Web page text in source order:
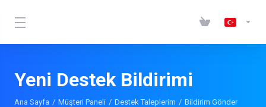
Yeni Destek Bildirimi
Ana Sayfa Müşteri Paneli Destek Taleplerim Bildirim Gönder